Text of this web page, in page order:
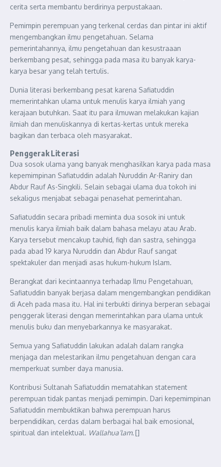
cerita serta membantu berdirinya perpustakaan.
Pemimpin perempuan yang terkenal cerdas dan pintar ini aktif
mengembangkan ilmu pengetahuan. Selama
pemerintahannya, ilmu pengetahuan dan kesustraaan
berkembang pesat, sehingga pada masa itu banyak karya-
karya besar yang telah tertulis.
Dunia literasi berkembang pesat karena Safiatuddin
memerintahkan ulama untuk menulis karya ilmiah yang
kerajaan butuhkan. Saat itu para ilmuwan melakukan kajian
ilmiah dan menuliskannya di kertas-kertas untuk mereka
bagikan dan terbaca oleh masyarakat.
Penggerak Literasi
Dua sosok ulama yang banyak menghasilkan karya pada masa
kepemimpinan Safiatuddin adalah Nuruddin Ar-Raniry dan
Abdur Rauf As-Singkili. Selain sebagai ulama dua tokoh ini
sekaligus menjabat sebagai penasehat pemerintahan.
Safiatuddin secara pribadi meminta dua sosok ini untuk
menulis karya ilmiah baik dalam bahasa melayu atau Arab.
Karya tersebut mencakup tauhid, fiqh dan sastra, sehingga
pada abad 19 karya Nuruddin dan Abdur Rauf sangat
spektakuler dan menjadi asas hukum-hukum Islam.
Berangkat dari kecintaannya terhadap Ilmu Pengetahuan,
Safiatuddin banyak berjasa dalam mengembangkan pendidikan
di Aceh pada masa itu. Hal ini terbukti dirinya berperan sebagai
penggerak literasi dengan memerintahkan para ulama untuk
menulis buku dan menyebarkannya ke masyarakat.
Semua yang Safiatuddin lakukan adalah dalam rangka
menjaga dan melestarikan ilmu pengetahuan dengan cara
memperkuat sumber daya manusia.
Kontribusi Sultanah Safiatuddin mematahkan statement
perempuan tidak pantas menjadi pemimpin. Dari kepemimpinan
Safiatuddin membuktikan bahwa perempuan harus
berpendidikan, cerdas dalam berbagai hal baik emosional,
spiritual dan intelektual. Wallahua’lam.[]